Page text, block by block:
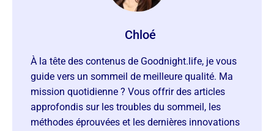
Chloé
À la tête des contenus de Goodnight.life, je vous
guide vers un sommeil de meilleure qualité. Ma
mission quotidienne ? Vous offrir des articles
approfondis sur les troubles du sommeil, les
méthodes éprouvées et les dernières innovations